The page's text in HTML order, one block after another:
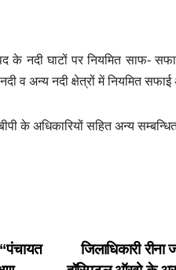
के नदी घाटों पर नियमित साफ-
व अन्य नदी क्षेत्रों में नियमित
के अधिकारियों सहित अन्य
जिलाधिकारी